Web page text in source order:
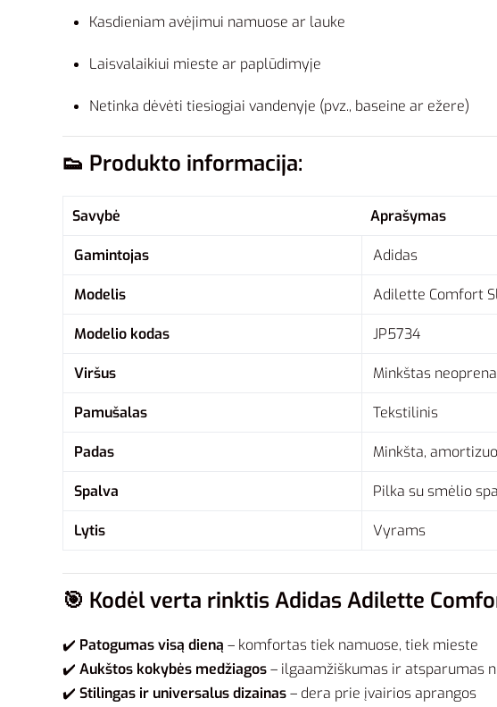
Kasdieniam avėjimui namuose ar lauke
Laisvalaikiui mieste ar paplūdimyje
Netinka dėvėti tiesiogiai vandenyje (pvz., baseine ar ežere)
👟 Produkto informacija:
Savybė Aprašymas
Gamintojas Adidas
Modelis Adilette Comfort
Modelio kodas JP5734
Viršus Minkštas
Pamušalas Tekstilinis
Padas Minkšta,
Spalva Pilka su smėlio
Lytis Vyrams
🎯 Kodėl verta rinktis Adidas Adilette
✔️ Patogumas visą dieną – komfortas tiek namuose, tiek mieste
✔️ Aukštos kokybės medžiagos– ilgaamžiškumas ir atsparumas
✔️ Stilingas ir universalus dizainas– dera prie įvairios aprangos